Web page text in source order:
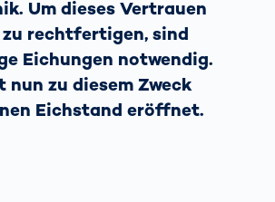
Um dieses Vertrauen
rechtfertigen, sind
Eichungen notwendig.
nun zu diesem Zweck
Eichstand eröffnet.